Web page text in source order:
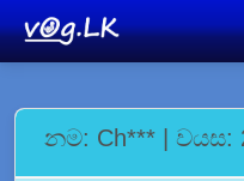
නම: Ch*** | වයස: